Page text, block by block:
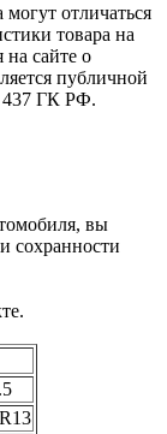
отличаться
товара на
сайте о
публичной
437 ГК РФ.
вы
сохранности